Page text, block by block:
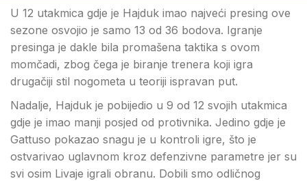
U 12 utakmica gdje je Hajduk imao najveći presing ove
sezone osvojio je samo 13 od 36 bodova. Igranje
presinga je dakle bila promašena taktika s ovom
momčadi, zbog čega je biranje trenera koji igra
drugačiji stil nogometa u teoriji ispravan put.
Nadalje, Hajduk je pobijedio u 9 od 12 svojih utakmica
gdje je imao manji posjed od protivnika. Jedino gdje je
Gattuso pokazao snagu je u kontroli igre, što je
ostvarivao uglavnom kroz defenzivne parametre jer su
svi osim Livaje igrali obranu. Dobili smo odličnog